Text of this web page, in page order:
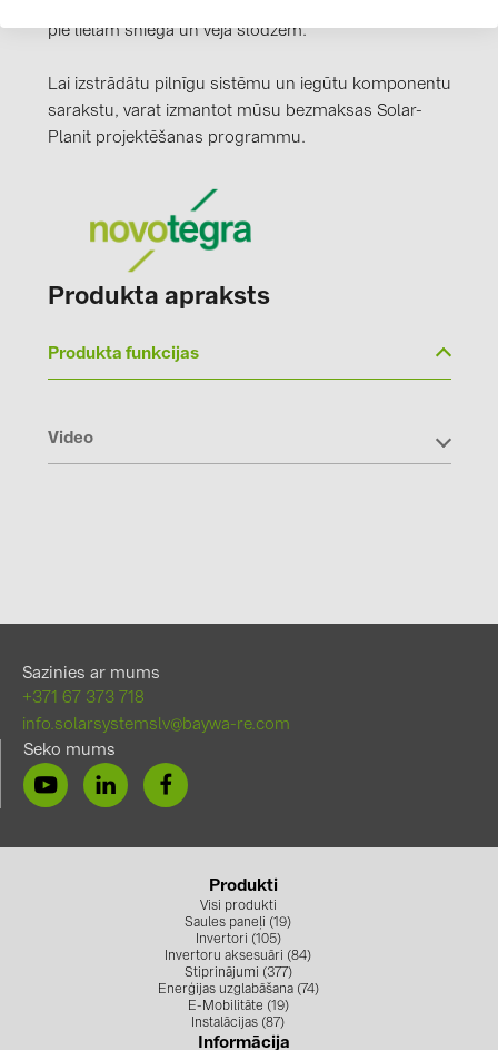
PROJOY (3)
PYLONTECH (19)
QILOWATT (3)
SolarEdge (2)
Solis (63)
TIGO (4)
pie lielām sniega un vēja slodzēm.
Lai izstrādātu pilnīgu sistēmu un iegūtu komponentu
sarakstu, varat izmantot mūsu bezmaksas Solar-
Planit projektēšanas programmu.
Produkta apraksts
Produkta funkcijas
Video
Sazinies ar mums
+371 67 373 718
info.solarsystemslv@baywa-re.com
Seko mums
Produkti
Visi produkti
Saules paneļi (19)
Invertori (105)
Invertoru aksesuāri (84)
Stiprinājumi (377)
Enerģijas uzglabāšana (74)
E-Mobilitāte (19)
Instalācijas (87)
Informācija